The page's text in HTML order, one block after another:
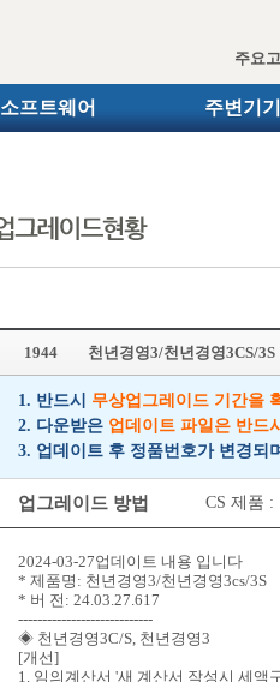
주요
소프트웨어 주변기기
1944 천년경영3/천년경영3CS/
1. 반드시 무상업그레이드 기간을
2. 다운받은 업데이트 파일은 반드
3. 업데이트 후 정품번호가 변경되
업그레이드 방법 CS 제품
2024-03-27업데이트 내용 입니다
* 제품명: 천년경영3/천년경영3cs/3S
* 버 전: 24.03.27.617
----------------------------
◈ 천년경영3C/S, 천년경영3
[개선]
1. 임의계산서 '새 계산서 작성시 세액